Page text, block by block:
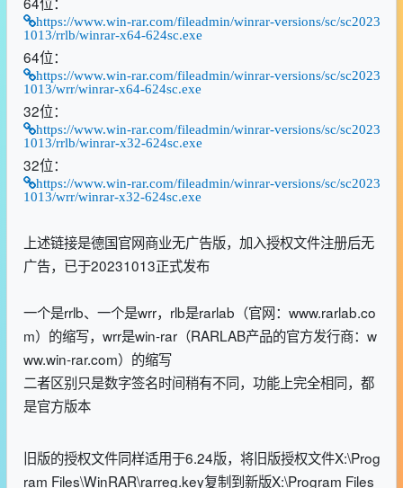
https://www.win-rar.com/fileadmin/winrar-versions/sc/sc2023
1013/rrlb/winrar-x64-624sc.exe
64位：
https://www.win-rar.com/fileadmin/winrar-versions/sc/sc2023
1013/wrr/winrar-x64-624sc.exe
32位：
https://www.win-rar.com/fileadmin/winrar-versions/sc/sc2023
1013/rrlb/winrar-x32-624sc.exe
32位：
https://www.win-rar.com/fileadmin/winrar-versions/sc/sc2023
1013/wrr/winrar-x32-624sc.exe
上述链接是德国官网商业无广告版，加入授权文件注册后无
广告，已于20231013正式发布
一个是rrlb、一个是wrr，rlb是rarlab（官网：www.rarlab.co
m）的缩写，wrr是win-rar（RARLAB产品的官方发行商：w
ww.win-rar.com）的缩写
二者区别只是数字签名时间稍有不同，功能上完全相同，都
是官方版本
旧版的授权文件同样适用于6.24版，将旧版授权文件X:\Prog
ram Files\WinRAR\rarreg.key复制到新版X:\Program Files